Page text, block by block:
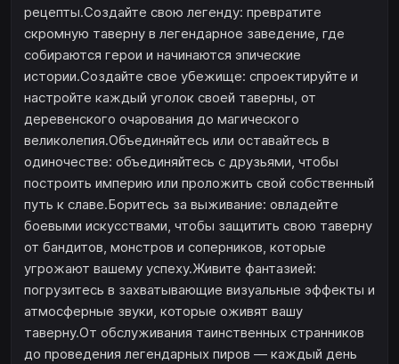
рецепты.Создайте свою легенду: превратите
скромную таверну в легендарное заведение, где
собираются герои и начинаются эпические
истории.Создайте свое убежище: спроектируйте и
настройте каждый уголок своей таверны, от
деревенского очарования до магического
великолепия.Объединяйтесь или оставайтесь в
одиночестве: объединяйтесь с друзьями, чтобы
построить империю или проложить свой собственный
путь к славе.Боритесь за выживание: овладейте
боевыми искусствами, чтобы защитить свою таверну
от бандитов, монстров и соперников, которые
угрожают вашему успеху.Живите фантазией:
погрузитесь в захватывающие визуальные эффекты и
атмосферные звуки, которые оживят вашу
таверну.От обслуживания таинственных странников
до проведения легендарных пиров — каждый день